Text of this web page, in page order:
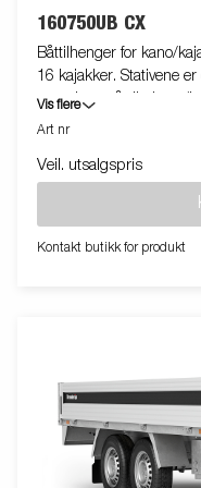
160750UB CX
Båttilhenger for kano/
16 kajakker. Stativene
størrelsen på din kano/
tilhengerdrag og
ledningene ligger helt
Selve stativet har
85 cm. Båthengeren
Vis flere
Art nr
Veil. utsalgspris
Kontakt butikk for produkt